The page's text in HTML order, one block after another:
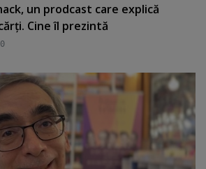
un prodcast care explică
Cine îl prezintă
0